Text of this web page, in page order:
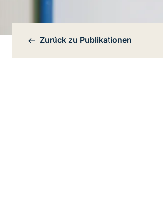
Bereichsnavigation
Zurück zu Publikationen